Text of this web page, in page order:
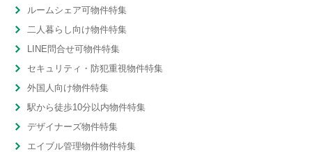
ルームシェア可物件特集
二人暮らし向け物件特集
LINE問合せ可物件特集
セキュリティ・防犯重視物件特集
外国人向け物件特集
駅から徒歩10分以内物件特集
デザイナーズ物件特集
エイブル管理物件物件特集